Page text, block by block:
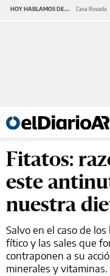
HOY HABLAMOS DE... Casa Rosada
Fitatos:
este
nuestra
Salvo en el caso de
fítico y las sales que
contraponen a su
minerales y vitaminas.